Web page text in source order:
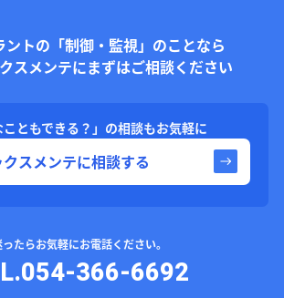
ントの「制御・監視」のことなら
スメンテにまずはご相談ください
こともできる？」の相談もお気軽に
スメンテに相談する
たらお気軽にお電話ください。
366-6692